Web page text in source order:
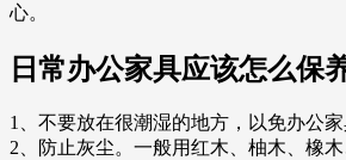
心。
日常办公家具应该怎么保
1、不要放在很潮湿的地方，以免办公
2、防止灰尘。一般用红木、柚木、橡